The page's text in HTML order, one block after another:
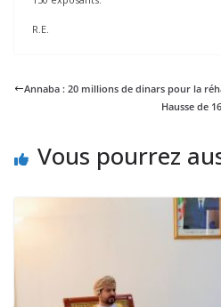
R.E.
Annaba : 20 millions de dinars pour la
Hausse de
Vous pourrez